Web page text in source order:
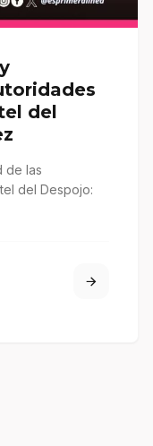
del
de las
del Despojo: